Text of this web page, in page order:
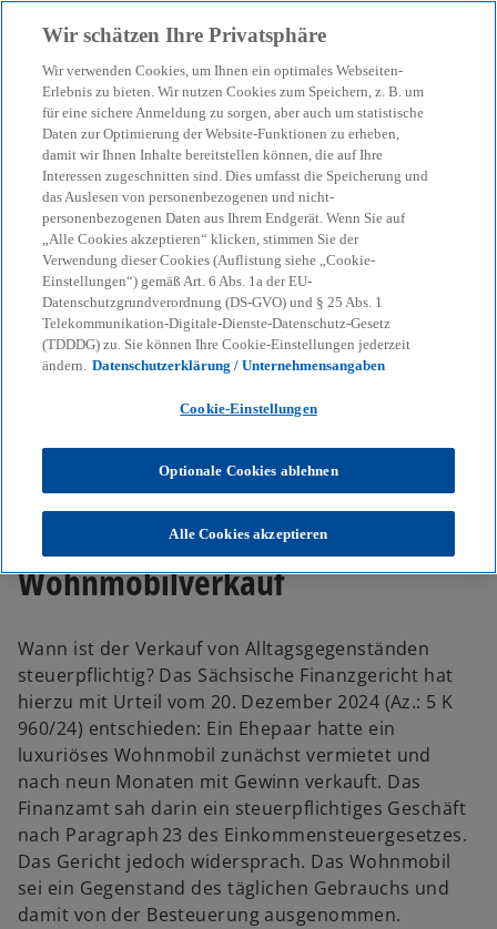
menu search
Die Tücke beim Verkauf
von Alltagsgegenständen
Der Verkauf von Alltagsgegenständen bleibt meist
steuerfrei, wenn kein Wertzuwachs besteht und
keine Gewinnerzielungsabsicht vorliegt.
KPMG Themen
Corporate Governance & Compliance
Steuertipp: Die Tücke beim Verkauf von Alltagsgegenständen
Alltagsgegenstand oder
Wertanlage – Streit um
Wohnmobilverkauf
Wann ist der Verkauf von Alltagsgegenständen
steuerpflichtig? Das Sächsische Finanzgericht hat
hierzu mit Urteil vom 20. Dezember 2024 (Az.: 5 K
960/24) entschieden: Ein Ehepaar hatte ein
luxuriöses Wohnmobil zunächst vermietet und
nach neun Monaten mit Gewinn verkauft. Das
Finanzamt sah darin ein steuerpflichtiges Geschäft
nach Paragraph 23 des Einkommensteuergesetzes.
Das Gericht jedoch widersprach. Das Wohnmobil
sei ein Gegenstand des täglichen Gebrauchs und
damit von der Besteuerung ausgenommen.
Wir schätzen Ihre Privatsphäre
Wir verwenden Cookies, um Ihnen ein optimales Webseiten-
Erlebnis zu bieten. Wir nutzen Cookies zum Speichern, z. B. um
für eine sichere Anmeldung zu sorgen, aber auch um statistische
Daten zur Optimierung der Website-Funktionen zu erheben,
damit wir Ihnen Inhalte bereitstellen können, die auf Ihre
Interessen zugeschnitten sind. Dies umfasst die Speicherung und
das Auslesen von personenbezogenen und nicht-
personenbezogenen Daten aus Ihrem Endgerät. Wenn Sie auf
„Alle Cookies akzeptieren“ klicken, stimmen Sie der
Verwendung dieser Cookies (Auflistung siehe „Cookie-
Einstellungen“) gemäß Art. 6 Abs. 1a der EU-
Datenschutzgrundverordnung (DS-GVO) und § 25 Abs. 1
Telekommunikation-Digitale-Dienste-Datenschutz-Gesetz
(TDDDG) zu. Sie können Ihre Cookie-Einstellungen jederzeit
ändern. Datenschutzerklärung / Unternehmensangaben
Cookie-Einstellungen
Optionale Cookies ablehnen
Alle Cookies akzeptieren